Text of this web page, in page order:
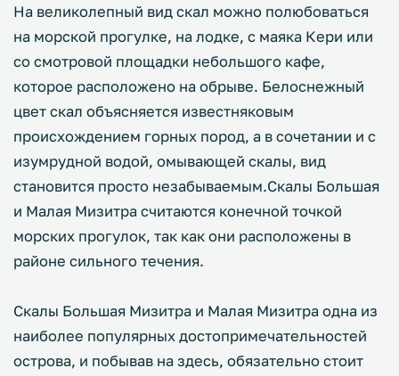
На великолепный вид скал можно полюбоваться
на морской прогулке, на лодке, с маяка Кери или
со смотровой площадки небольшого кафе,
которое расположено на обрыве. Белоснежный
цвет скал объясняется известняковым
происхождением горных пород, а в сочетании и с
изумрудной водой, омывающей скалы, вид
становится просто незабываемым.Скалы Большая
и Малая Мизитра считаются конечной точкой
морских прогулок, так как они расположены в
районе сильного течения.
Скалы Большая Мизитра и Малая Мизитра одна из
наиболее популярных достопримечательностей
острова, и побывав на здесь, обязательно стоит